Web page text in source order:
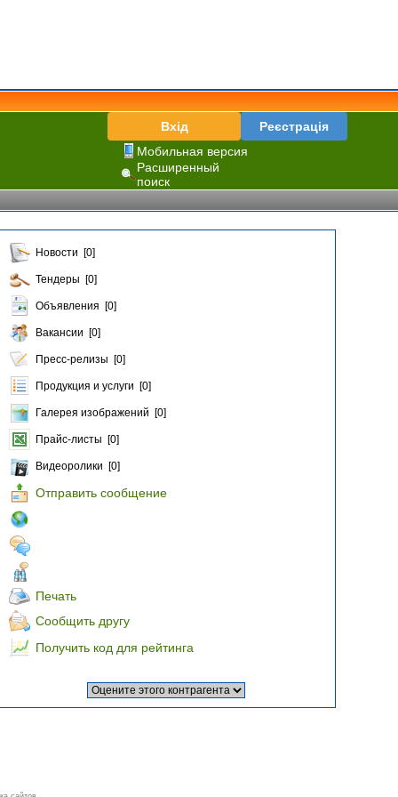
Вхід
Реєстрація
Мобильная версия
Расширенный
поиск
Новости [0]
Тендеры [0]
Объявления [0]
Вакансии [0]
Пресс-релизы [0]
Продукция и услуги [0]
Галерея изображений [0]
Прайс-листы [0]
Видеоролики [0]
Отправить сообщение
Печать
Сообщить другу
Получить код для рейтинга